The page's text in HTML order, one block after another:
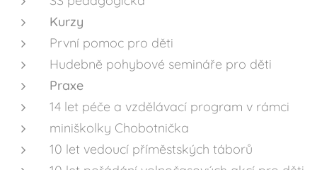
Kurzy
První pomoc pro děti
Hudebně pohybové semináře pro děti
Praxe
14 let péče a vzdělávací program v rámci
miniškolky Chobotnička
10 let vedoucí příměstských táborů